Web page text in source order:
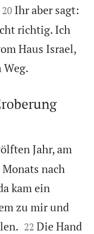


20 Ihr aber sagt:
richtig. Ich
Haus Israel,
Weg.
Jahr, am
nach
kam ein
zu mir und


22 Die Hand